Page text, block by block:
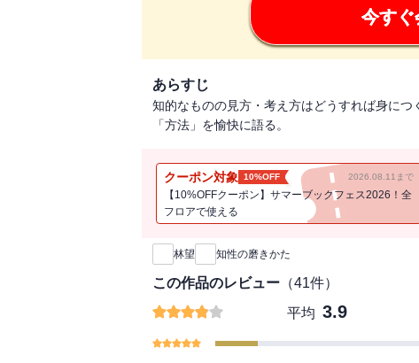
今すぐ
あらすじ
知的なものの見方・考え方はどうすれば身に
「方法」を愉快に語る。
クーポン対象 10%OFF 2026.08.11まで
【10%OFFクーポン】サマーブックフェス2026！全
フロアで使える
新刊通知
林望 知性の磨きかた
この作品のレビュー （41件）
平均 3.9